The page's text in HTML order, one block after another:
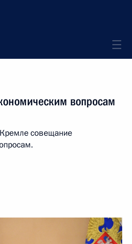
вопросам
совещание